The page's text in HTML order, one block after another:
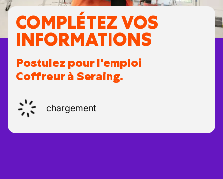
COMPLÉTEZ VOS
INFORMATIONS
Postulez pour l'emploi
Coffreur à Seraing.
chargement